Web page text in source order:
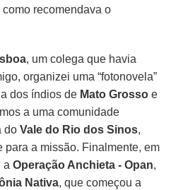
recomendava o
, um colega que havia
organizei uma “fotonovela”
dos índios de Mato Grosso e
a uma comunidade
doVale do Rio dos Sinos,
para a missão. Finalmente, em
a Operação Anchieta - Opan,
Nativa, que começou a